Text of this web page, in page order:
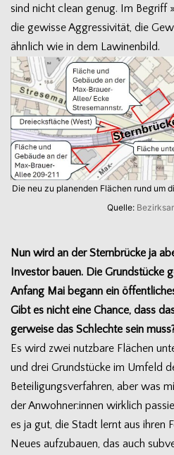
sind nicht clean genug. Im Begriff
die gewisse Aggres­si­vi­tät, die
ähn­lich wie in dem Lawinenbild.
Die neu zu pla­nen­den Flä­chen rund um
Quelle:
Nun wird an der Stern­brü­cke ja
Inves­tor bauen. Die Grund­stü­cke
Anfang Mai begann ein
Gibt es nicht eine Chance, dass
ger­weise das Schlechte sein
Es wird zwei nutz­bare Flä­chen
und drei Grund­stü­cke im Umfeld
Betei­li­gungs­ver­fah­ren, aber was
der Anwohner:innen wirk­lich
es ja gut, die Stadt lernt aus ihren
Neues auf­zu­bauen, das auch